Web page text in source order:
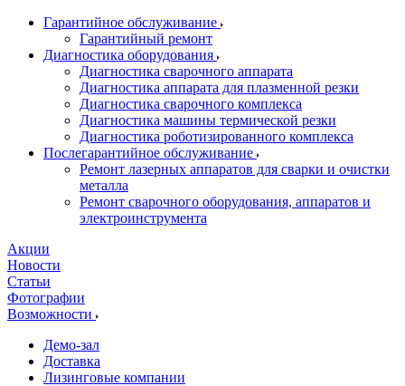
Гарантийное обслуживание
Гарантийный ремонт
Диагностика оборудования
Диагностика сварочного аппарата
Диагностика аппарата для плазменной резки
Диагностика сварочного комплекса
Диагностика машины термической резки
Диагностика роботизированного комплекса
Послегарантийное обслуживание
Ремонт лазерных аппаратов для сварки и очистки
металла
Ремонт сварочного оборудования, аппаратов и
электроинструмента
Акции
Новости
Статьи
Фотографии
Возможности
Демо-зал
Доставка
Лизинговые компании